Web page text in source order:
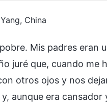
China
Mis padres eran
juré que, cuando me
otros ojos y nos
aunque era